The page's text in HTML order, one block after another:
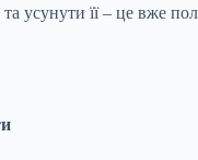
її – це вже